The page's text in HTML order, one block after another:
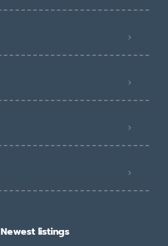
Newest listings​